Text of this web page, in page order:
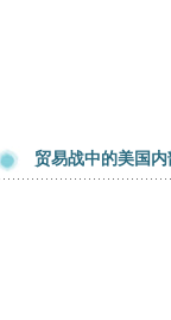
贸易战中的美国